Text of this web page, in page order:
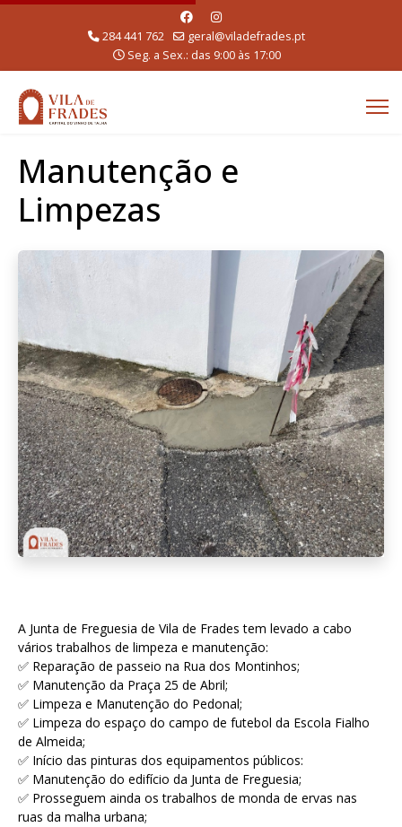
284 441 762
geral@viladefrades.pt
Seg. a Sex.: das 9:00 às 17:00
Manutenção e
Limpezas
A Junta de Freguesia de Vila de Frades tem levado a cabo
vários trabalhos de limpeza e manutenção:
✅ Reparação de passeio na Rua dos Montinhos;
✅ Manutenção da Praça 25 de Abril;
✅ Limpeza e Manutenção do Pedonal;
✅ Limpeza do espaço do campo de futebol da Escola Fialho
de Almeida;
✅ Início das pinturas dos equipamentos públicos:
✅ Manutenção do edifício da Junta de Freguesia;
✅ Prosseguem ainda os trabalhos de monda de ervas nas
ruas da malha urbana;